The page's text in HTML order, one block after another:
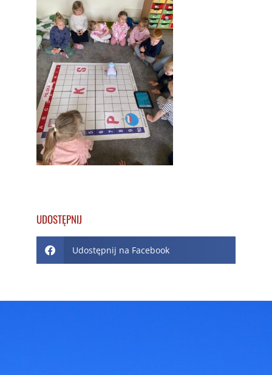
UDOSTĘPNIJ
Udostępnij na Facebook